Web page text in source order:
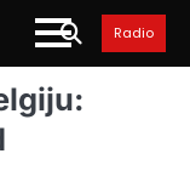
Radio